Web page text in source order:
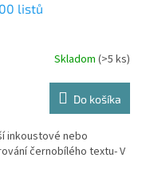
listů
Skladom (>5 ks)
Do košíka
inkoustové nebo
černobílého textu- V